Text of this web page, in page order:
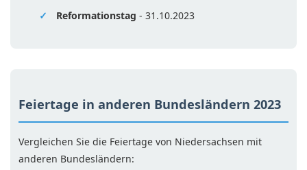
Reformationstag - 31.10.2023
Feiertage in anderen Bundesländern 2023
Vergleichen Sie die Feiertage von Niedersachsen mit
anderen Bundesländern: